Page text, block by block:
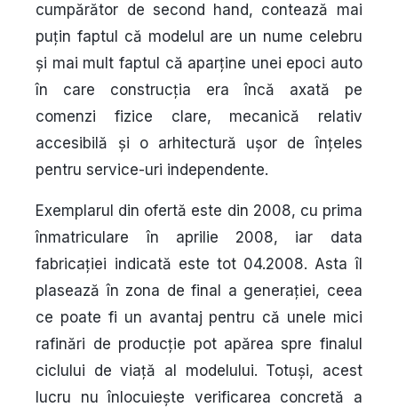
cumpărător de second hand, contează mai
puțin faptul că modelul are un nume celebru
și mai mult faptul că aparține unei epoci auto
în care construcția era încă axată pe
comenzi fizice clare, mecanică relativ
accesibilă și o arhitectură ușor de înțeles
pentru service-uri independente.
Exemplarul din ofertă este din 2008, cu prima
înmatriculare în aprilie 2008, iar data
fabricației indicată este tot 04.2008. Asta îl
plasează în zona de final a generației, ceea
ce poate fi un avantaj pentru că unele mici
rafinări de producție pot apărea spre finalul
ciclului de viață al modelului. Totuși, acest
lucru nu înlocuiește verificarea concretă a